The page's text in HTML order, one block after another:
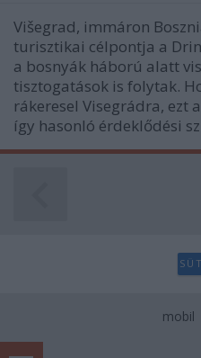
Višegrad, immáron
turisztikai célpontja a
a bosnyák háború alatt
tisztogatások is folytak.
rákeresel Visegrádra, ezt
így hasonló érdeklődési
mobil